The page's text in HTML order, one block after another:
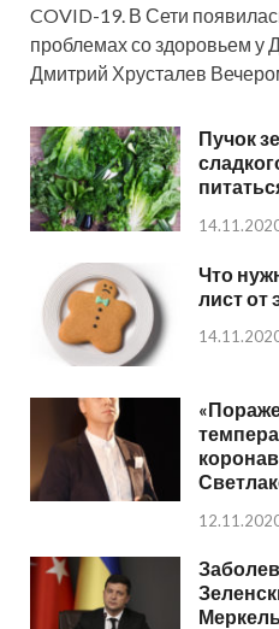
COVID-19. В Сети
проблемах со здоровьем у
Дмитрий Хрусталев
Пучок
Что
лист от